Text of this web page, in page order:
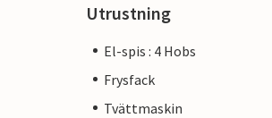
Utrustning
El-spis : 4 Hobs
Frysfack
Tvättmaskin